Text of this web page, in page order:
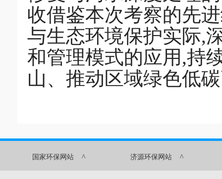
收借鉴本次考察的先
与生态环境保护实际,
和管理模式的应用,持
山、推动区域绿色低
国家环保网站 ^ 济源环保网站 ^